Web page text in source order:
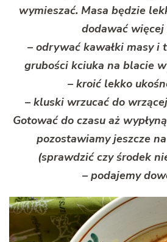
wymieszać. Masa będzie
dodawać więcej
– odrywać kawałki masy i
grubości kciuka na blacie
– kroić lekko
– kluski wrzucać do
Gotować do czasu aż
pozostawiamy jeszcze
(sprawdzić czy środek
– podajemy